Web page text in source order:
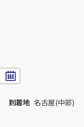
到着地 名古屋(中部)